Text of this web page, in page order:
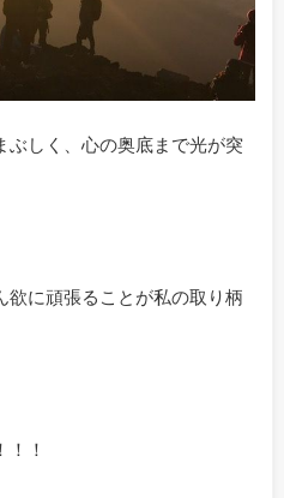
ぶしく、心の奥底まで光が突
欲に頑張ることが私の取り柄
！